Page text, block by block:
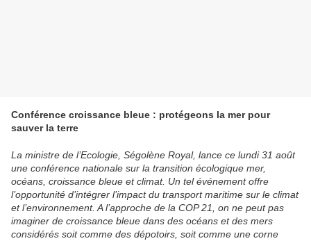
Conférence croissance bleue : protégeons la mer pour
sauver la terre
La ministre de l’Ecologie, Ségolène Royal, lance ce lundi 31 août
une conférence nationale sur la transition écologique mer,
océans, croissance bleue et climat. Un tel événement offre
l’opportunité d’intégrer l’impact du transport maritime sur le climat
et l’environnement. A l’approche de la COP 21, on ne peut pas
imaginer de croissance bleue dans des océans et des mers
considérés soit comme des dépotoirs, soit comme une corne